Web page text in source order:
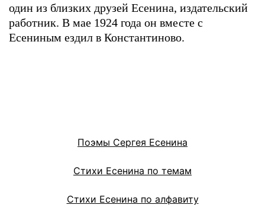
один из близких друзей Есенина, издательский
работник. В мае 1924 года он вместе с
Есениным ездил в Константиново.
Поэмы Сергея Есенина
Стихи Есенина по темам
Стихи Есенина по алфавиту